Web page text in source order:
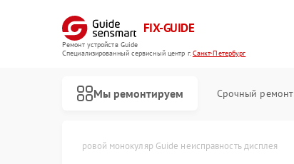
FIX-GUIDE
Ремонт устройств Guide
Специализированный cервисный центр г.Санкт-Петербург
Мы ремонтируем Срочный ремонт
Цифровой монокуляр Guide неисправность дисплея